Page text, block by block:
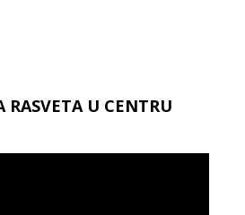
RASVETA U CENTRU